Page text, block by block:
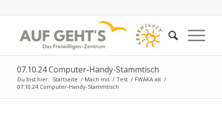
07.10.24 Computer-Handy-Stammtisch
Du bist hier: Startseite / Mach mit / Test / FWAKA alt /
07.10.24 Computer-Handy-Stammtisch